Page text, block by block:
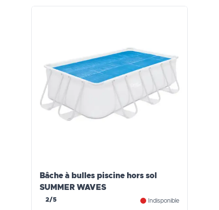
Bâche à bulles piscine hors sol
SUMMER WAVES
2/5 Indisponible